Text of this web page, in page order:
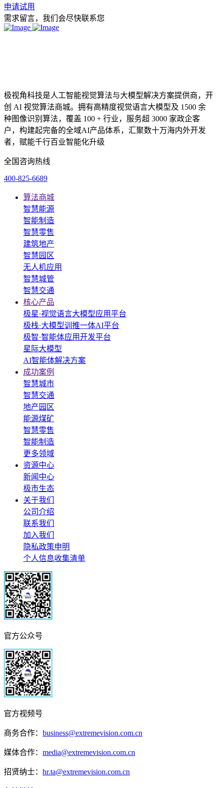
申请试用
需求留言，我们会尽快联系您
极视角科技是人工智能视觉算法与大模型解决方案提供商，开
创 AI 视觉算法商城。拥有高精度视觉语言大模型及 1500 余
种图像识别算法，覆盖 100 + 行业，服务超 3000 家政企客
户，构建起完备的全域AI产品体系，汇聚数十万海内外开发
者，赋能千行百业智能化升级
全国咨询热线
400-825-6689
算法商城
智慧能源
智能制造
智慧零售
建筑地产
智慧园区
无人机应用
智慧城管
智慧交通
核心产品
极星·视觉语言大模型应用平台
极栈·大模型训推一体AI平台
极智·智能体应用开发平台
星际大模型
AI智能体解决方案
成功案例
智慧城市
智慧交通
地产园区
能源煤矿
智慧零售
智能制造
更多领域
资源中心
新闻中心
极市生态
关于我们
公司介绍
联系我们
加入我们
隐私政策申明
个人信息收集清单
官方公众号
官方视频号
商务合作： business@extremevision.com.cn
媒体合作： media@extremevision.com.cn
招贤纳士： hr.ta@extremevision.com.cn